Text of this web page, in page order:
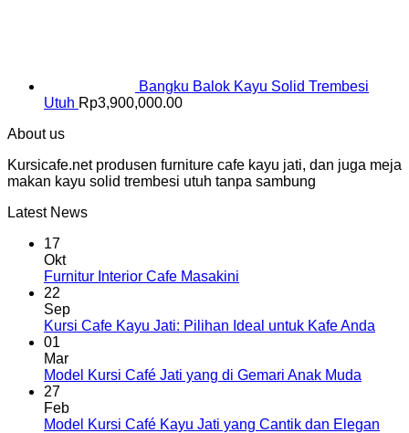
Bangku Balok Kayu Solid Trembesi
Utuh Rp3,900,000.00
About us
Kursicafe.net produsen furniture cafe kayu jati, dan juga meja
makan kayu solid trembesi utuh tanpa sambung
Latest News
17
Okt
Furnitur Interior Cafe Masakini
22
Sep
Kursi Cafe Kayu Jati: Pilihan Ideal untuk Kafe Anda
01
Mar
Model Kursi Café Jati yang di Gemari Anak Muda
27
Feb
Model Kursi Café Kayu Jati yang Cantik dan Elegan